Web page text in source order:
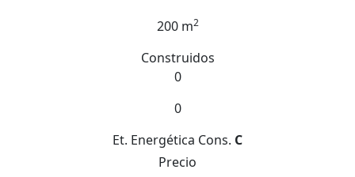
200 m2
Construidos
0
0
Et. Energética Cons. C
Precio